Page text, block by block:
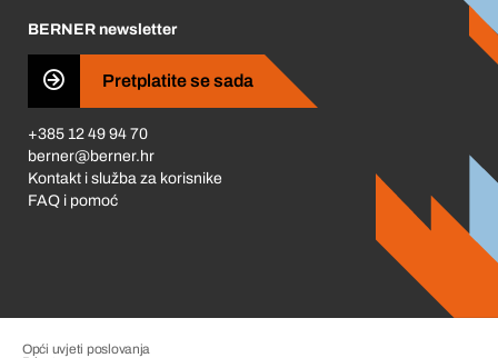
Business Conduct
BERNER newsletter
Pretplatite se sada
+385 12 49 94 70
berner@berner.hr
Kontakt i služba za korisnike
FAQ i pomoć
Opći uvjeti poslovanja